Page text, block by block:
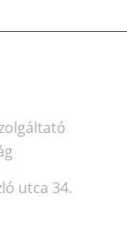
utca 34.